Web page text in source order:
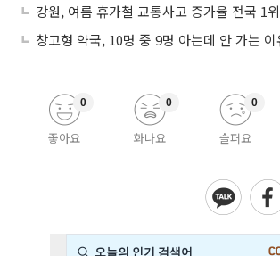
강원, 여름 휴가철 교통사고 증가율 전국 1위
창고형 약국, 10명 중 9명 아는데 안 가는 이
좋아요
0
화나요
0
슬퍼요
0